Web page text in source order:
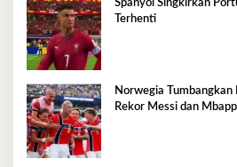
Spanyol Singkirkan
Terhenti
Norwegia Tumbangkan
Rekor Messi dan